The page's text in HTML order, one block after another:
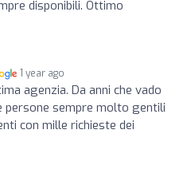
disponibili. Ottimo
1 year ago
agenzia. Da anni che vado
persone sempre molto gentili
con mille richieste dei